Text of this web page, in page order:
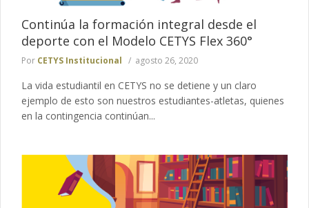
Continúa la formación integral desde el
deporte con el Modelo CETYS Flex 360°
Por CETYS Institucional agosto 26, 2020
La vida estudiantil en CETYS no se detiene y un claro
ejemplo de esto son nuestros estudiantes-atletas, quienes
en la contingencia continúan...